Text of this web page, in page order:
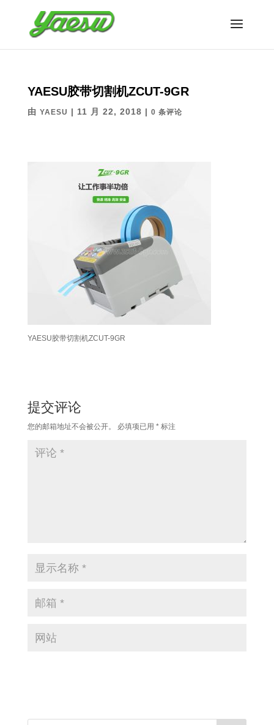
YAESU胶带切割机ZCUT-9GR
由 YAESU | 11 月 22, 2018 | 0 条评论
YAESU胶带切割机ZCUT-9GR
提交评论
您的邮箱地址不会被公开。 必填项已用 *标注